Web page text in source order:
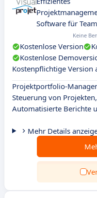
Software für
Keine
Kostenlose Version
Kostenlose
Kostenpflichtige Version
Projektportfolio-
Steuerung von
Automatisierte Berichte
Mehr Details